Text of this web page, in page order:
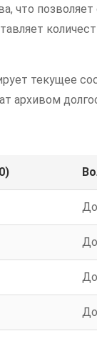
что
текущее
архивом